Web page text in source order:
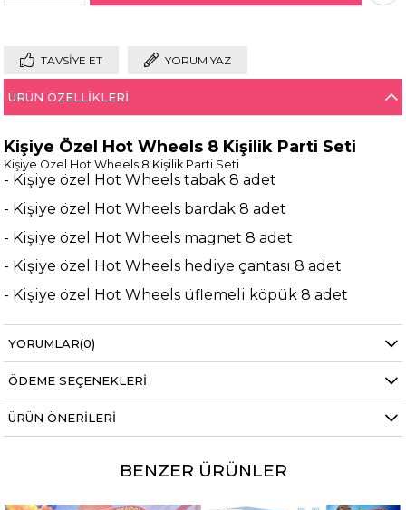
TAVSIYE ET YORUM YAZ
ÜRÜN ÖZELLIKLERI
Kişiye Özel Hot Wheels 8 Kişilik Parti Seti
Kişiye Özel Hot Wheels 8 Kişilik Parti Seti
- Kişiye özel Hot Wheels tabak 8 adet
- Kişiye özel Hot Wheels bardak 8 adet
- Kişiye özel Hot Wheels magnet 8 adet
- Kişiye özel Hot Wheels hediye çantası 8 adet
- Kişiye özel Hot Wheels üflemeli köpük 8 adet
- Mavi masa örtüsü 1 adet
- Mavi balon 12 adet
- Mavi peçete 20 adet
- Mavi çatal 25 adet
Tasarım Süreci Nasıl İlerler ?
-Kişiye özel ürünleri 2 iş günü içerisinde kargoya
YORUMLAR(0)
ÖDEME SEÇENEKLERI
ÜRÜN ÖNERILERI
BENZER ÜRÜNLER